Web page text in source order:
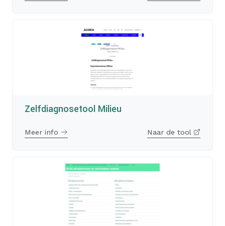
Zelfdiagnosetool Milieu
Meer info Naar de tool